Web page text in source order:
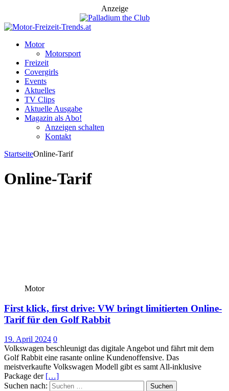
Anzeige
Motor
Motorsport
Freizeit
Covergirls
Events
Aktuelles
TV Clips
Aktuelle Ausgabe
Magazin als Abo!
Anzeigen schalten
Kontakt
StartseiteOnline-Tarif
Online-Tarif
Motor
First klick, first drive: VW bringt limitierten Online-
Tarif für den Golf Rabbit
19. April 2024 0
Volkswagen beschleunigt das digitale Angebot und fährt mit dem
Golf Rabbit eine rasante online Kundenoffensive. Das
meistverkaufte Volkswagen Modell gibt es samt All-inklusive
Package der […]
Suchen nach: